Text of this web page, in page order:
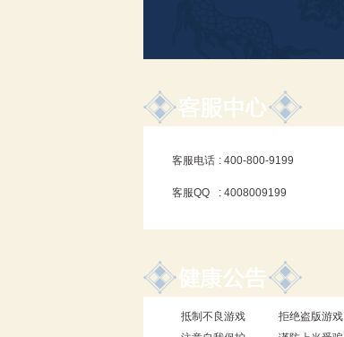
客服电话 : 400-800-9199
客服QQ : 4008009199
抵制不良游戏
拒绝盗版游戏